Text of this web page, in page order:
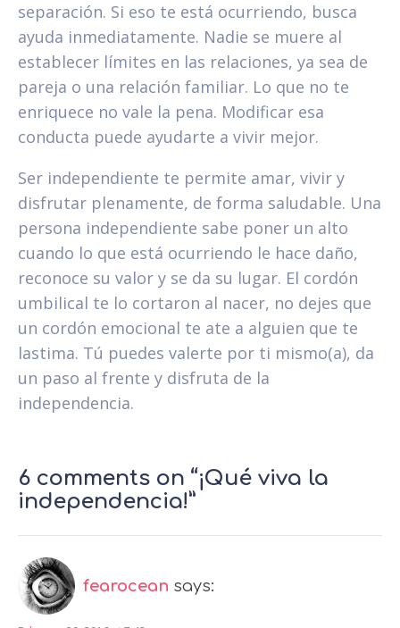
separación. Si eso te está ocurriendo, busca
ayuda inmediatamente. Nadie se muere al
establecer límites en las relaciones, ya sea de
pareja o una relación familiar. Lo que no te
enriquece no vale la pena. Modificar esa
conducta puede ayudarte a vivir mejor.
Ser independiente te permite amar, vivir y
disfrutar plenamente, de forma saludable. Una
persona independiente sabe poner un alto
cuando lo que está ocurriendo le hace daño,
reconoce su valor y se da su lugar. El cordón
umbilical te lo cortaron al nacer, no dejes que
un cordón emocional te ate a alguien que te
lastima. Tú puedes valerte por ti mismo(a), da
un paso al frente y disfruta de la
independencia.
6 comments on “¡Qué viva la
independencia!”
fearocean says: